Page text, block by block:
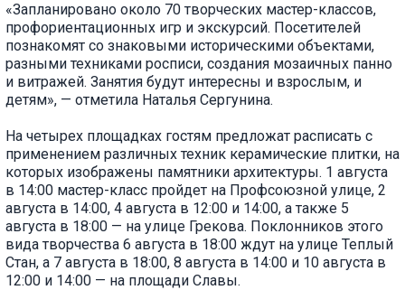
«Запланировано около 70 творческих мастер-классов,
профориентационных игр и экскурсий. Посетителей
познакомят со знаковыми историческими объектами,
разными техниками росписи, создания мозаичных панно
и витражей. Занятия будут интересны и взрослым, и
детям», — отметила Наталья Сергунина.
На четырех площадках гостям предложат расписать с
применением различных техник керамические плитки, на
которых изображены памятники архитектуры. 1 августа
в 14:00 мастер-класс пройдет на Профсоюзной улице, 2
августа в 14:00, 4 августа в 12:00 и 14:00, а также 5
августа в 18:00 — на улице Грекова. Поклонников этого
вида творчества 6 августа в 18:00 ждут на улице Теплый
Стан, а 7 августа в 18:00, 8 августа в 14:00 и 10 августа в
12:00 и 14:00 — на площади Славы.